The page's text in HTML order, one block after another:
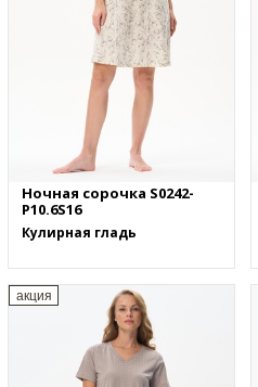
Ночная сорочка S0242-
P10.6S16
Кулирная гладь
акция